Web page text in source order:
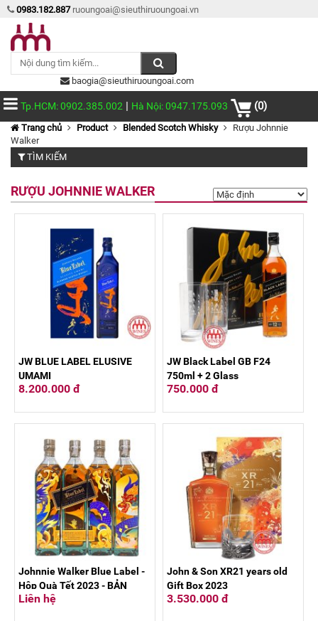
0983.182.887 ruoungoai@sieuthiruoungoai.vn
baogia@sieuthiruoungoai.com
Tp.HCM: 0902.385.002 | Hà Nội: 0947.175.093 (0)
Trang chủ Product Blended Scotch Whisky
Rượu Johnnie
Walker
TÌM KIẾM
RƯỢU JOHNNIE WALKER
JW BLUE LABEL ELUSIVE
UMAMI
8.200.000 đ
JW Black Label GB F24
750ml + 2 Glass
750.000 đ
Johnnie Walker Blue Label -
Hộp Quà Tết 2023 - BẢN
LĨNH RỒNG
Liên hệ
John & Son XR21 years old
Gift Box 2023
3.530.000 đ